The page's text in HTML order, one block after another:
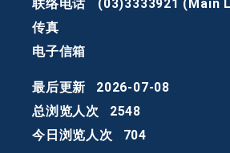
联络电话
(03)3333921 (Main
传真
电子信箱
最后更新
2026-07-08
总浏览人次
2548
今日浏览人次
704